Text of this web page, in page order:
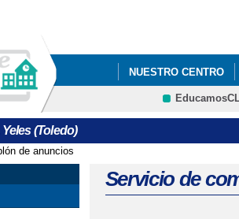
NUESTRO CENTRO
ECOESCUELAS
ADMISIÓN DE
(Toledo)
usted aquí
de anuncios
Servicio de